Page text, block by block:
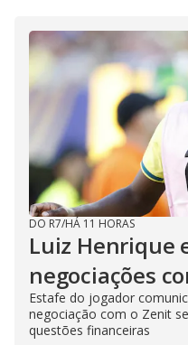
DO R7/HÁ 11 HORAS
Luiz Henrique
negociações
Estafe do jogador
negociação com o Zenit
questões financeiras